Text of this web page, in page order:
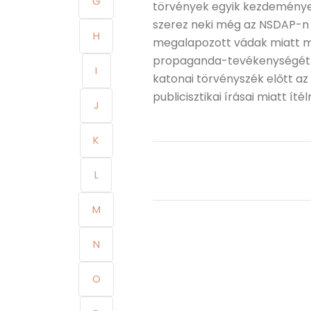
H
I
J
K
L
M
N
O
törvények egyik
szerez neki még az NSDAP-
megalapozott vádak miatt
propaganda-
katonai törvényszék előtt
publicisztikai írásai miatt